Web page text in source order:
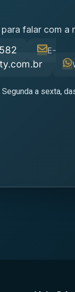
falar com a
E-
Segunda a sexta,